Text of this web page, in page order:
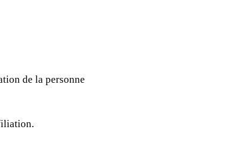
de la personne